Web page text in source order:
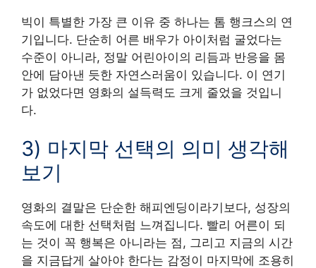
빅이 특별한 가장 큰 이유 중 하나는 톰 행크스의 연
기입니다. 단순히 어른 배우가 아이처럼 굴었다는
수준이 아니라, 정말 어린아이의 리듬과 반응을 몸
안에 담아낸 듯한 자연스러움이 있습니다. 이 연기
가 없었다면 영화의 설득력도 크게 줄었을 것입니
다.
3) 마지막 선택의 의미 생각해
보기
영화의 결말은 단순한 해피엔딩이라기보다, 성장의
속도에 대한 선택처럼 느껴집니다. 빨리 어른이 되
는 것이 꼭 행복은 아니라는 점, 그리고 지금의 시간
을 지금답게 살아야 한다는 감정이 마지막에 조용히